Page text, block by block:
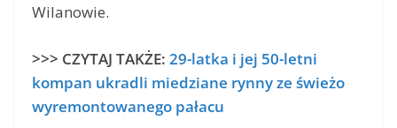
Wilanowie.
>>> CZYTAJ TAKŻE: 29-latka i jej 50-letni
kompan ukradli miedziane rynny ze świeżo
wyremontowanego pałacu